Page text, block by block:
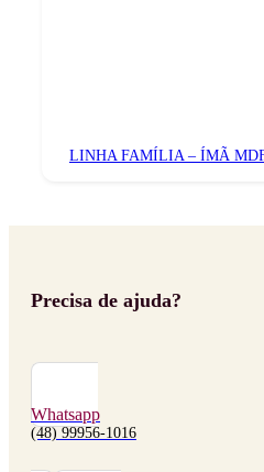
LINHA FAMÍLIA – ÍMÃ
Precisa de ajuda?
Whatsapp
(48) 99956-1016